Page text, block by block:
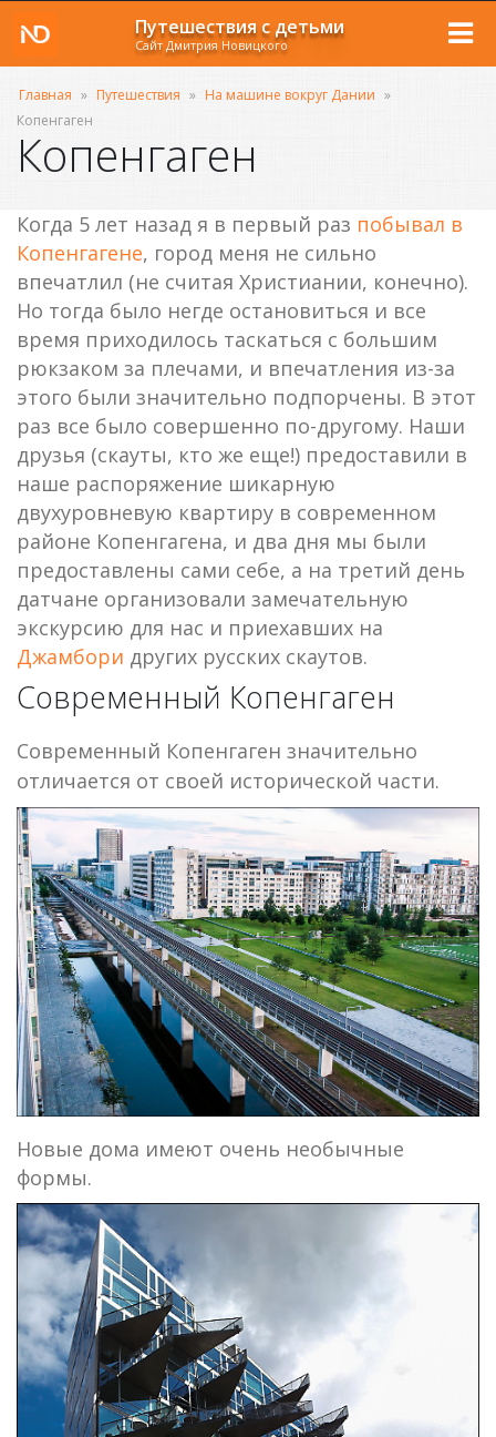
Путешествия с детьми
Сайт Дмитрия Новицкого
Главная » Путешествия » На машине вокруг Дании »
Копенгаген
Копенгаген
Когда 5 лет назад я в первый раз побывал в
Копенгагене, город меня не сильно
впечатлил (не считая Христиании, конечно).
Но тогда было негде остановиться и все
время приходилось таскаться с большим
рюкзаком за плечами, и впечатления из-за
этого были значительно подпорчены. В этот
раз все было совершенно по-другому. Наши
друзья (скауты, кто же еще!) предоставили в
наше распоряжение шикарную
двухуровневую квартиру в современном
районе Копенгагена, и два дня мы были
предоставлены сами себе, а на третий день
датчане организовали замечательную
экскурсию для нас и приехавших на
Джамбори других русских скаутов.
Современный Копенгаген
Современный Копенгаген значительно
отличается от своей исторической части.
Новые дома имеют очень необычные
формы.